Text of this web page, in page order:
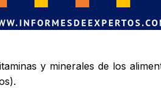
y minerales de los